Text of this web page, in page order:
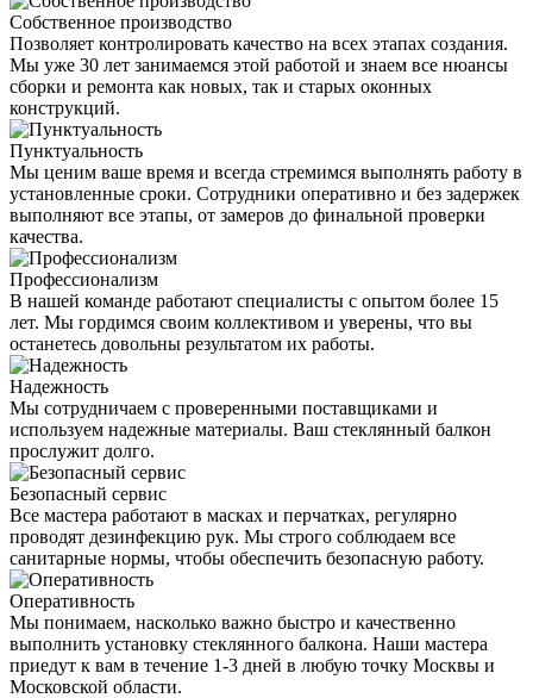
Собственное производство
Позволяет контролировать качество на всех этапах создания.
Мы уже 30 лет занимаемся этой работой и знаем все нюансы
сборки и ремонта как новых, так и старых оконных
конструкций.
Пунктуальность
Мы ценим ваше время и всегда стремимся выполнять работу в
установленные сроки. Сотрудники оперативно и без задержек
выполняют все этапы, от замеров до финальной проверки
качества.
Профессионализм
В нашей команде работают специалисты с опытом более 15
лет. Мы гордимся своим коллективом и уверены, что вы
останетесь довольны результатом их работы.
Надежность
Мы сотрудничаем с проверенными поставщиками и
используем надежные материалы. Ваш стеклянный балкон
прослужит долго.
Безопасный сервис
Все мастера работают в масках и перчатках, регулярно
проводят дезинфекцию рук. Мы строго соблюдаем все
санитарные нормы, чтобы обеспечить безопасную работу.
Оперативность
Мы понимаем, насколько важно быстро и качественно
выполнить установку стеклянного балкона. Наши мастера
приедут к вам в течение 1-3 дней в любую точку Москвы и
Московской области.